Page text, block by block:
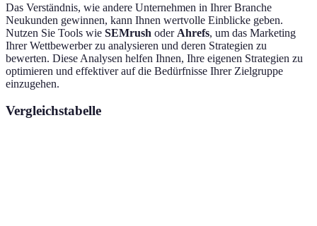
Das Verständnis, wie andere Unternehmen in Ihrer Branche
Neukunden gewinnen, kann Ihnen wertvolle Einblicke geben.
Nutzen Sie Tools wie SEMrush oder Ahrefs, um das Marketing
Ihrer Wettbewerber zu analysieren und deren Strategien zu
bewerten. Diese Analysen helfen Ihnen, Ihre eigenen Strategien zu
optimieren und effektiver auf die Bedürfnisse Ihrer Zielgruppe
einzugehen.
Vergleichstabelle